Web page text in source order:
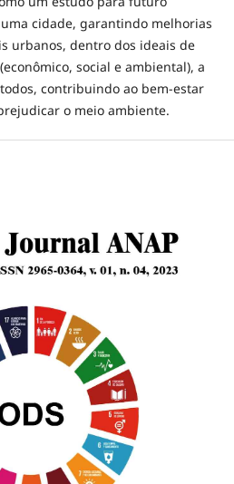
cidade, garantindo melhorias
urbanos, dentro dos ideais de
social e ambiental), a
contribuindo ao bem-estar
o meio ambiente.